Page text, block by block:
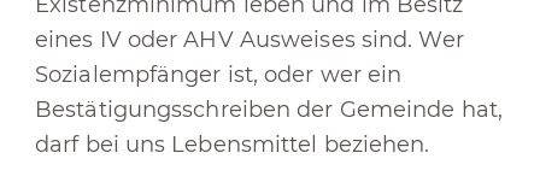
eines IV oder AHV Ausweises sind. Wer
Sozialempfänger ist, oder wer ein
Bestätigungsschreiben der Gemeinde hat,
darf bei uns Lebensmittel beziehen.